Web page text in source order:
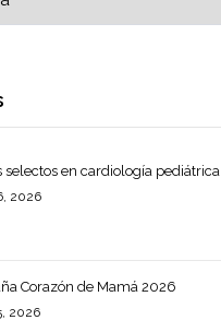
selectos en cardiología pediátrica
2026
Corazón de Mamá 2026
2026